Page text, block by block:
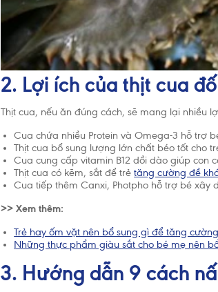
2. Lợi ích của thịt cua
Thịt cua, nếu ăn đúng cách, sẽ mang lại nhiều
Cua chứa nhiều Protein và Omega-3 hỗ trợ
Thịt cua bổ sung lượng lớn chất béo tốt cho
Cua cung cấp vitamin B12 dồi dào giúp con
Thịt cua có kẽm, sắt để trẻtăng cường đề
Cua tiếp thêm Canxi, Photpho hỗ trợ bé xây
>> Xem thêm:
Trẻ hay ốm vặt nên bổ sung gì để tăng
Những thực phẩm giàu sắt cho bé mẹ nên
3. Hướng dẫn 9 cách